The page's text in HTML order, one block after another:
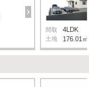
間取 4LDK
土地 176.01㎡